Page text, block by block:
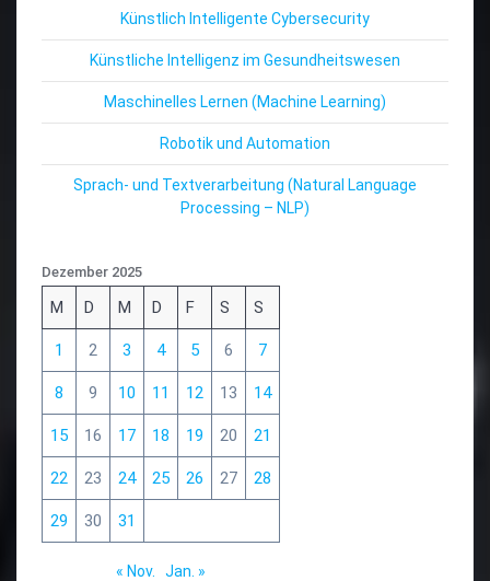
Künstlich Intelligente Cybersecurity
Künstliche Intelligenz im Gesundheitswesen
Maschinelles Lernen (Machine Learning)
Robotik und Automation
Sprach- und Textverarbeitung (Natural Language
Processing – NLP)
Dezember 2025
M D M D F S S
1 2 3 4 5 6 7
8 9 10 11 12 13 14
15 16 17 18 19 20 21
22 23 24 25 26 27 28
29 30 31
« Nov. Jan. »